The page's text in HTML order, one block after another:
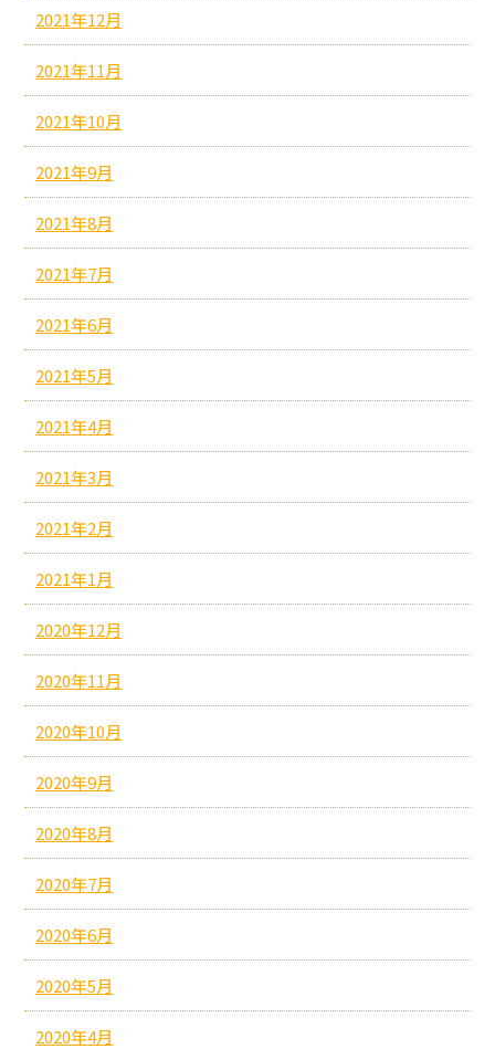
2021年12月
2021年11月
2021年10月
2021年9月
2021年8月
2021年7月
2021年6月
2021年5月
2021年4月
2021年3月
2021年2月
2021年1月
2020年12月
2020年11月
2020年10月
2020年9月
2020年8月
2020年7月
2020年6月
2020年5月
2020年4月